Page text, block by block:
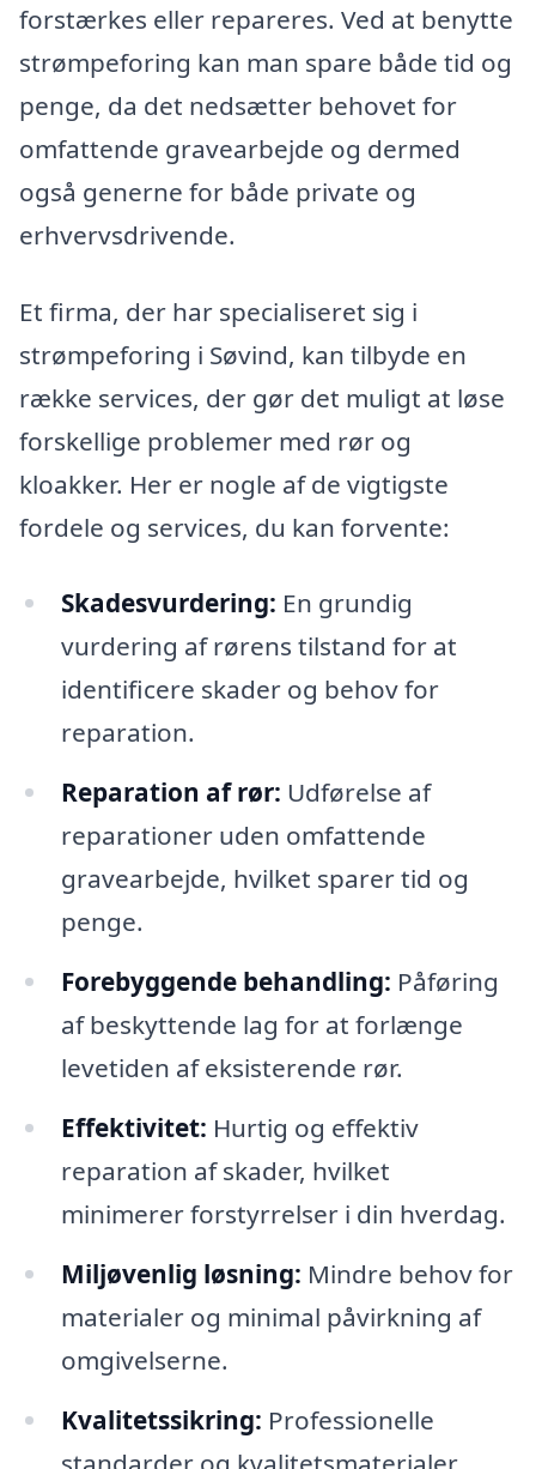
forstærkes eller repareres. Ved at benytte
strømpeforing kan man spare både tid og
penge, da det nedsætter behovet for
omfattende gravearbejde og dermed
også generne for både private og
erhvervsdrivende.
Et firma, der har specialiseret sig i
strømpeforing i Søvind, kan tilbyde en
række services, der gør det muligt at løse
forskellige problemer med rør og
kloakker. Her er nogle af de vigtigste
fordele og services, du kan forvente:
Skadesvurdering: En grundig
vurdering af rørens tilstand for at
identificere skader og behov for
reparation.
Reparation af rør: Udførelse af
reparationer uden omfattende
gravearbejde, hvilket sparer tid og
penge.
Forebyggende behandling: Påføring
af beskyttende lag for at forlænge
levetiden af eksisterende rør.
Effektivitet: Hurtig og effektiv
reparation af skader, hvilket
minimerer forstyrrelser i din hverdag.
Miljøvenlig løsning: Mindre behov for
materialer og minimal påvirkning af
omgivelserne.
Kvalitetssikring: Professionelle